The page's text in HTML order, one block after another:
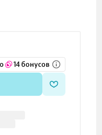
14 бонусов